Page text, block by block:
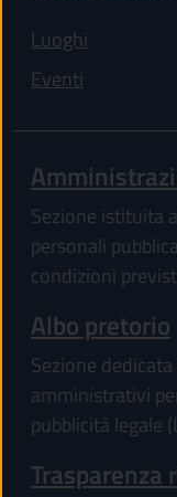
Luoghi
Eventi
Sezione istituita
personali
condizioni
Albo pretorio
Sezione
amministrativi
pubblicità legale
Trasparenza